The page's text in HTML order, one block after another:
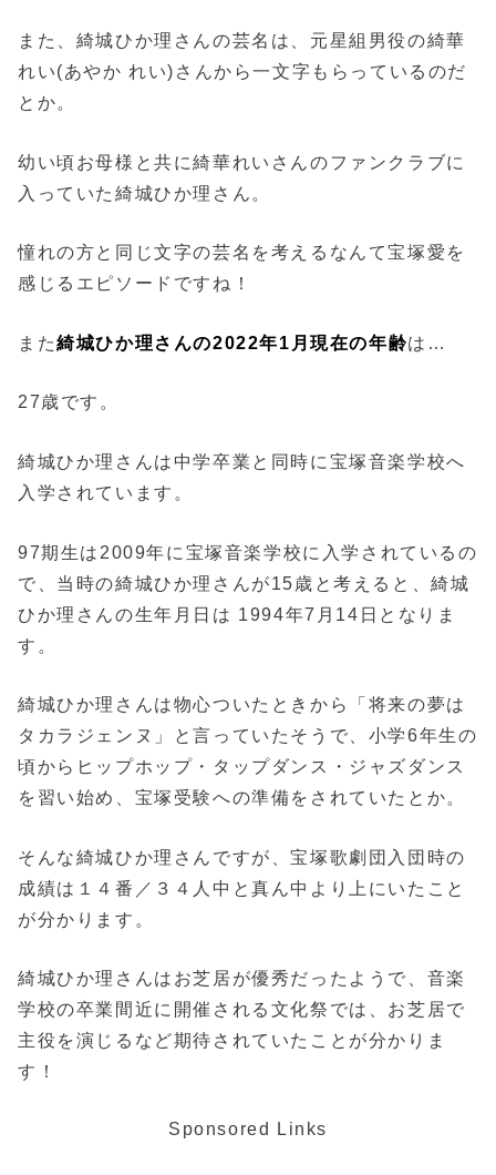
また、綺城ひか理さんの芸名は、元星組男役の綺華
れい(あやか れい)さんから一文字もらっているのだ
とか。
幼い頃お母様と共に綺華れいさんのファンクラブに
入っていた綺城ひか理さん。
憧れの方と同じ文字の芸名を考えるなんて宝塚愛を
感じるエピソードですね！
また綺城ひか理さんの2022年1月現在の年齢は…
27歳です。
綺城ひか理さんは中学卒業と同時に宝塚音楽学校へ
入学されています。
97期生は2009年に宝塚音楽学校に入学されているの
で、当時の綺城ひか理さんが15歳と考えると、綺城
ひか理さんの生年月日は 1994年7月14日となりま
す。
綺城ひか理さんは物心ついたときから「将来の夢は
タカラジェンヌ」と言っていたそうで、小学6年生の
頃からヒップホップ・タップダンス・ジャズダンス
を習い始め、宝塚受験への準備をされていたとか。
そんな綺城ひか理さんですが、宝塚歌劇団入団時の
成績は１４番／３４人中と真ん中より上にいたこと
が分かります。
綺城ひか理さんはお芝居が優秀だったようで、音楽
学校の卒業間近に開催される文化祭では、お芝居で
主役を演じるなど期待されていたことが分かりま
す！
Sponsored Links